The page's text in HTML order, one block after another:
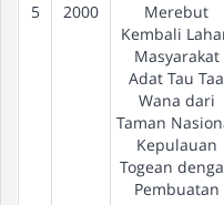
5 2000
Merebut
Kembali
Masyarakat
Adat Tau Taa
Wana dari
Taman
Kepulauan
Togean
Pembuatan